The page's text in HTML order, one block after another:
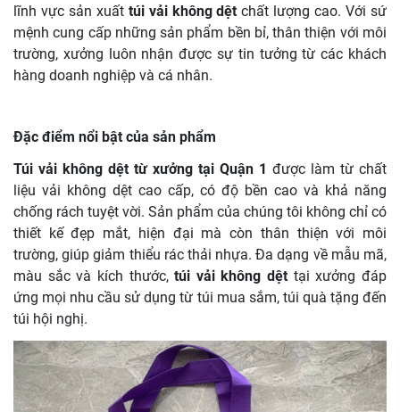
lĩnh vực sản xuất túi vải không dệt chất lượng cao. Với sứ
mệnh cung cấp những sản phẩm bền bỉ, thân thiện với môi
trường, xưởng luôn nhận được sự tin tưởng từ các khách
hàng doanh nghiệp và cá nhân.
Đặc điểm nổi bật của sản phẩm
Túi vải không dệt từ xưởng tại Quận 1 được làm từ chất
liệu vải không dệt cao cấp, có độ bền cao và khả năng
chống rách tuyệt vời. Sản phẩm của chúng tôi không chỉ có
thiết kế đẹp mắt, hiện đại mà còn thân thiện với môi
trường, giúp giảm thiểu rác thải nhựa. Đa dạng về mẫu mã,
màu sắc và kích thước,túi vải không dệt tại xưởng đáp
ứng mọi nhu cầu sử dụng từ túi mua sắm, túi quà tặng đến
túi hội nghị.